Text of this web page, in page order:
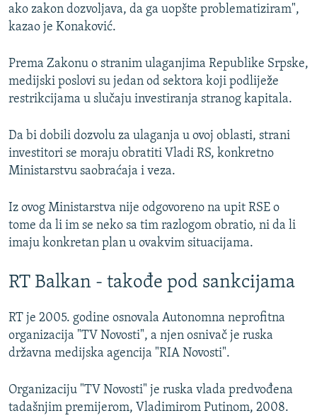
ako zakon dozvoljava, da ga uopšte problematiziram",
kazao je Konaković.
Prema Zakonu o stranim ulaganjima Republike Srpske,
medijski poslovi su jedan od sektora koji podliježe
restrikcijama u slučaju investiranja stranog kapitala.
Da bi dobili dozvolu za ulaganja u ovoj oblasti, strani
investitori se moraju obratiti Vladi RS, konkretno
Ministarstvu saobraćaja i veza.
Iz ovog Ministarstva nije odgovoreno na upit RSE o
tome da li im se neko sa tim razlogom obratio, ni da li
imaju konkretan plan u ovakvim situacijama.
RT Balkan - takođe pod sankcijama
RT je 2005. godine osnovala Autonomna neprofitna
organizacija "TV Novosti", a njen osnivač je ruska
državna medijska agencija "RIA Novosti".
Organizaciju "TV Novosti" je ruska vlada predvođena
tadašnjim premijerom, Vladimirom Putinom, 2008.